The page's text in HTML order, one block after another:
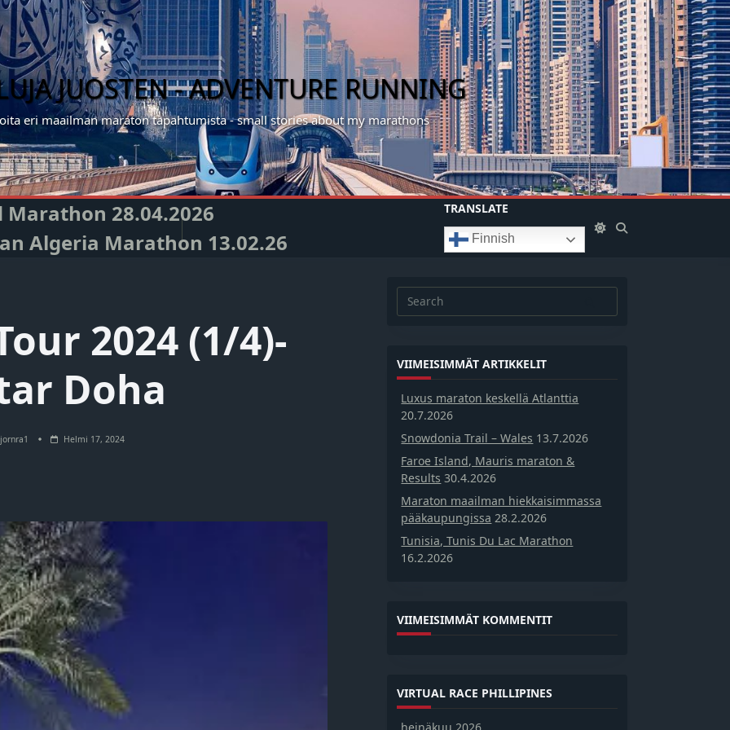
JUOSTEN - ADVENTURE RUNNING
eri maailman maraton tapahtumista - small stories about my marathons
28.04.2026
Algeria Marathon 13.02.26
TRANSLATE
Finnish
2024 (1/4)-
Doha
Helmi 17, 2024
Search
VIIMEISIMMÄT ARTIKKELIT
Luxus maraton keskellä Atlanttia
20.7.2026
Snowdonia Trail – Wales 13.7.2026
Faroe Island, Mauris maraton &
Results 30.4.2026
Maraton maailman hiekkaisimmassa
pääkaupungissa 28.2.2026
Tunisia, Tunis Du Lac Marathon
16.2.2026
VIIMEISIMMÄT KOMMENTIT
VIRTUAL RACE PHILLIPINES
heinäkuu 2026